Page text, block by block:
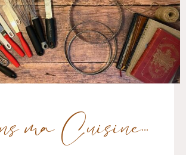
ma Cuisine...